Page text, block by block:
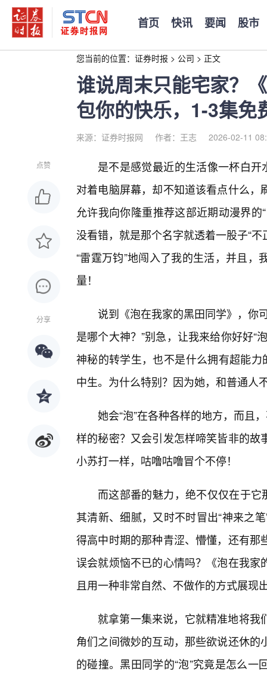
首页 快讯 要闻 股市
您当前的位置： 证券时报 > 公司 > 正文
谁说周末只能宅家？
包你的快乐，1-3集免
来源：证券时报网 作者：王志 2026-02-11
点赞
分享
是不是感觉最近的生活像一杯白开
对着电脑屏幕，却不知道该看点什么
允许我向你隆重推荐这部近期动漫界
没看错，就是那个名字就透着一股子“
“雷霆万钧”地闯入了我的生活，并且
量！
说到《泡在我家的黑田同学》，你
是哪个大神？”别急，让我来给你好好“
神秘的转学生，也不是什么拥有超能
中生。为什么特别？因为她，和普通人
她会“泡”在各种各样的地方，而且
样的秘密？又会引发怎样啼笑皆非的
小苏打一样，咕噜咕噜冒个不停！
而这部番的魅力，绝不仅仅在于它
其清新、细腻，又时不时冒出“神来之
得高中时期的那种青涩、懵懂，还有
误会就烦恼不已的心情吗？《泡在我
且用一种非常自然、不做作的方式展现
就拿第一集来说，它就精准地将
角们之间微妙的互动，那些欲说还休
的碰撞。黑田同学的“泡”究竟是怎么